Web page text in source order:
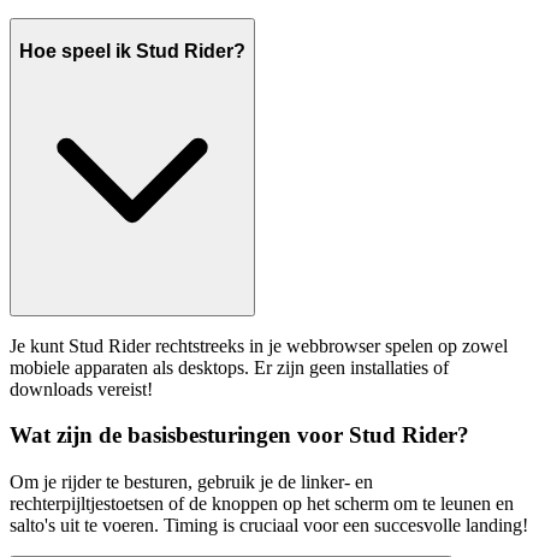
Hoe speel ik Stud Rider?
Je kunt Stud Rider rechtstreeks in je webbrowser spelen op zowel
mobiele apparaten als desktops. Er zijn geen installaties of
downloads vereist!
Wat zijn de basisbesturingen voor Stud Rider?
Om je rijder te besturen, gebruik je de linker- en
rechterpijltjestoetsen of de knoppen op het scherm om te leunen en
salto's uit te voeren. Timing is cruciaal voor een succesvolle landing!